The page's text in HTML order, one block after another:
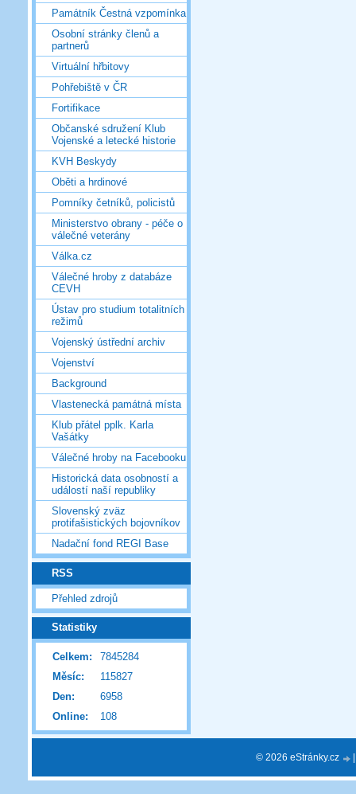
Památník Čestná vzpomínka
Osobní stránky členů a
partnerů
Virtuální hřbitovy
Pohřebiště v ČR
Fortifikace
Občanské sdružení Klub
Vojenské a letecké historie
KVH Beskydy
Oběti a hrdinové
Pomníky četníků, policistů
Ministerstvo obrany - péče o
válečné veterány
Válka.cz
Válečné hroby z databáze
CEVH
Ústav pro studium totalitních
režimů
Vojenský ústřední archiv
Vojenství
Background
Vlastenecká památná místa
Klub přátel pplk. Karla
Vašátky
Válečné hroby na Facebooku
Historická data osobností a
událostí naší republiky
Slovenský zväz
protifašistických bojovníkov
Nadační fond REGI Base
RSS
Přehled zdrojů
Statistiky
Online: 108
Celkem:
7845284
Měsíc:
115827
Den:
6958
© 2026 eStránky.cz